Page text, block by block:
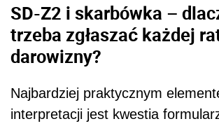
SD-Z2 i skarbówka –
trzeba zgłaszać każdej
darowizny?
Najbardziej praktycznym
interpretacji jest kwestia